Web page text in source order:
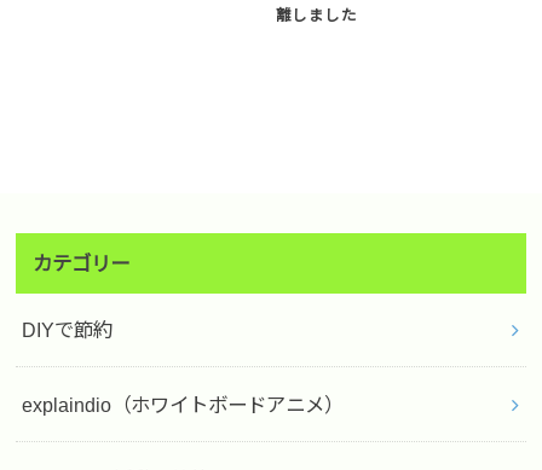
離しました
カテゴリー
DIYで節約
explaindio（ホワイトボードアニメ）